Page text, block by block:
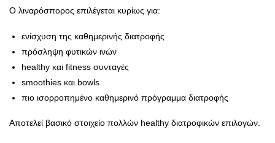
Ο λιναρόσπορος επιλέγεται κυρίως για:
ενίσχυση της καθημερινής διατροφής
πρόσληψη φυτικών ινών
healthy και fitness συνταγές
smoothies και bowls
πιο ισορροπημένο καθημερινό πρόγραμμα διατροφής
Αποτελεί βασικό στοιχείο πολλών healthy διατροφικών επιλογών.